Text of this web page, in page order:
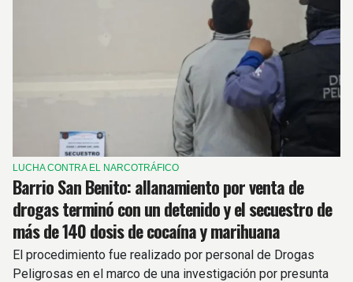
LUCHA CONTRA EL NARCOTRÁFICO
Barrio San Benito: allanamiento por venta de
drogas terminó con un detenido y el secuestro de
más de 140 dosis de cocaína y marihuana
El procedimiento fue realizado por personal de Drogas
Peligrosas en el marco de una investigación por presunta